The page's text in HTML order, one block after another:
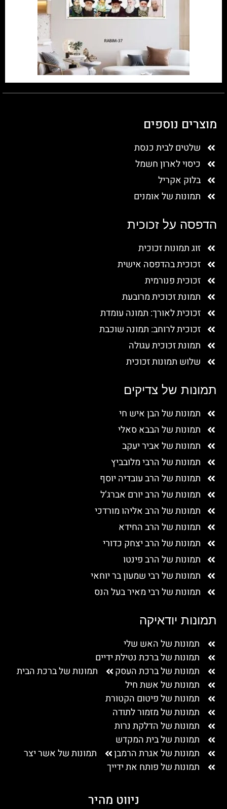
תמונות יודאיקה
תמונות של האש שלי
תמונות של ברכת נטילת ידיים
תמונות של ברכת העסק
תמונות של ברכת הבית
תמונות של אשת חיל
תמונות של פיטום הקטורת
תמונות של מזמור לתודה
תמונות של הדלקת נרות
תמונות של בית המקדש
תמונות של אגרת הרמבן
תמונות של אשר יצר
תמונות של פותח את ידייך
תמונות של צדיקים
תמונות של הבן איש חי
תמונות של הבבא סאלי
תמונות של אביר יעקב
תמונות של הרבי מלובביץ
תמונות של הרב עובדיה יוסף
תמונות של הרב יורם אברג’ל
תמונות של הרב אליהו מורדכי
תמונות של הרב החידא
תמונות של הרב יצחק כדורי
תמונות של הרב פינטו
תמונות של רבי שמעון בר יוחאי
תמונות של רבי מאיר בעל הנס
הדפסה על זכוכית
זוג תמונות זכוכית
זכוכית בהדפסה אישית
זכוכית פנורמית
תמונת זכוכית מרובעת
זכוכית לאורך: תמונה עומדת
זכוכית לרוחב: תמונה שוכבת
תמונת זכוכית עגולה
שלוש תמונות זכוכית
מוצרים נוספים
שלטים לבית כנסת
כיסוי לארון חשמל
בלוק אקריל
תמונות של אומנים
ניווט מהיר